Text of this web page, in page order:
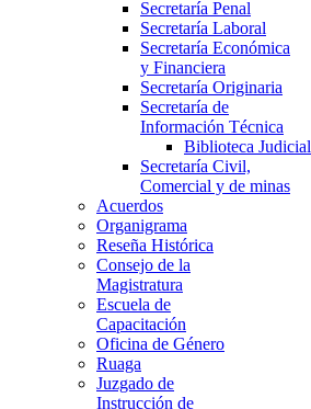
Secretaría Penal
Secretaría Laboral
Secretaría Económica
y Financiera
Secretaría Originaria
Secretaría de
Información Técnica
Biblioteca Judicial
Secretaría Civil,
Comercial y de minas
Acuerdos
Organigrama
Reseña Histórica
Consejo de la
Magistratura
Escuela de
Capacitación
Oficina de Género
Ruaga
Juzgado de
Instrucción de